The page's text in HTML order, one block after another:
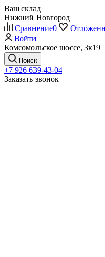
Ваш склад
Нижний Новгород
Сравнение0
Войти
Комсомольское шоссе, 3к19
Поиск
+7 926 639-43-04
Заказать звонок